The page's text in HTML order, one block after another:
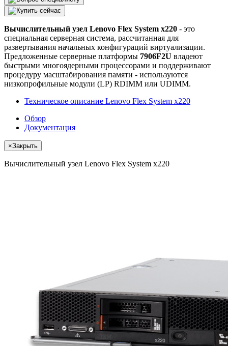
Вычислительный узел Lenovo Flex System x220 - это
специальная серверная система, рассчитанная для
развертывания начальных конфигураций виртуализации.
Предложенные серверные платформы 7906F2U владеют
быстрыми многоядерными процессорами и поддерживают
процедуру масштабирования памяти - используются
низкопрофильные модули (LP) RDIMM или UDIMM.
Техническое описание Lenovo Flex System x220
Обзор
Документация
×Закрыть
Вычислительный узел Lenovo Flex System x220